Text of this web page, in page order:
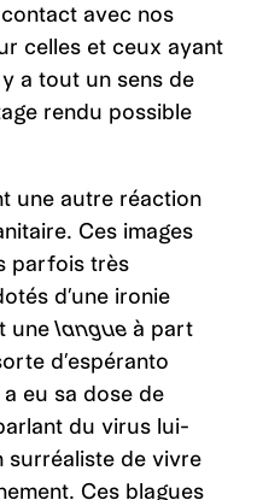
avec nos
celles et ceux ayant
a tout un sens de
rendu possible
une autre réaction
Ces images
parfois très
d’une ironie
unelangue à part
d’espéranto
eu sa dose de
du virus lui-
surréaliste de vivre
Ces blagues